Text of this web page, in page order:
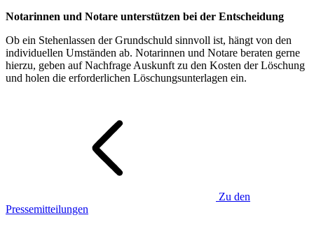
Notarinnen und Notare unterstützen bei der Entscheidung
Ob ein Stehenlassen der Grundschuld sinnvoll ist, hängt von den
individuellen Umständen ab. Notarinnen und Notare beraten gerne
hierzu, geben auf Nachfrage Auskunft zu den Kosten der Löschung
und holen die erforderlichen Löschungsunterlagen ein.
Zu den
Pressemitteilungen